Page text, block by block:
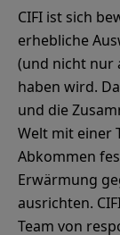
CIFI ist sich
erhebliche
(und nicht nur
haben wird.
und die
Welt mit einer
Abkommen
Erwärmung
ausrichten.
Team von